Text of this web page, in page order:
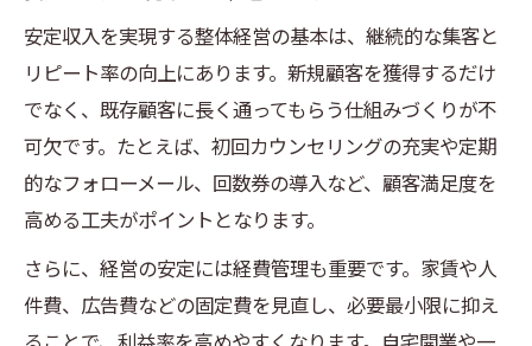
整体開業届の書き方と注意点をわかりやす
く
整体開業で届出が必要な理由と申請の流れ
整体院開業に必要な行政手続きまとめ
整体開業届と職業欄の正しい記入例
整体資格取得から開業までのステップを紹介
整体資格取得と開業の流れをわかりやすく
解説
安定収入を実現する整体経営の基本は、継続的な集客と
リピート率の向上にあります。新規顧客を獲得するだけ
でなく、既存顧客に長く通ってもらう仕組みづくりが不
可欠です。たとえば、初回カウンセリングの充実や定期
的なフォローメール、回数券の導入など、顧客満足度を
高める工夫がポイントとなります。
さらに、経営の安定には経費管理も重要です。家賃や人
件費、広告費などの固定費を見直し、必要最小限に抑え